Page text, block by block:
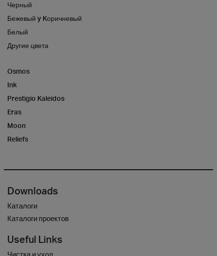
Черный
Бежевый y Kоричневый
Белый
Другие цвета
Osmos
Ink
Prestigio Kaleidos
Eras
Moon
Reliefs
Downloads
Каталоги
Каталоги проектов
Useful Links